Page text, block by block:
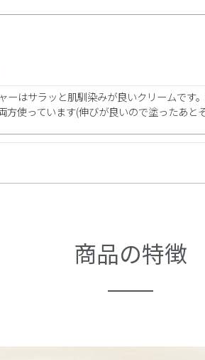
ーはサラッと肌馴染みが良いクリームです
方使っています(伸びが良いので塗ったあと
方がよいので、夏場に使用しています。
商品の特徴